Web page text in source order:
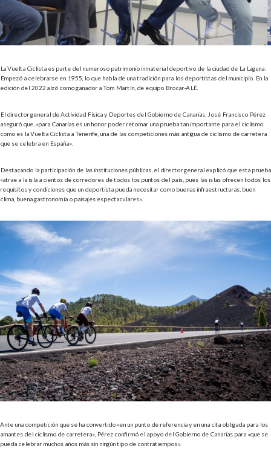
La Vuelta Ciclista es parte del numeroso patrimonio inmaterial deportivo de la ciudad de La Laguna.
Empezó a celebrarse en 1955, lo que habla de una tradición para los deportistas del municipio. En la
edición del 2022 alzó como ganador a Tom Martín, de equipo Brocar-ALÉ.
El director general de Actividad Física y Deportes del Gobierno de Canarias, José Francisco Pérez
aseguró que, «para Canarias es un honor poder retomar una prueba tan importante para el ciclismo
como es la Vuelta Ciclista a Tenerife, una de las competiciones más antigua de ciclismo de carretera
que se celebra en España».
Destacando la participación de las instituciones públicas, el director general explicó que esta prueba
«atrae a la isla a cientos de corredores de todos los puntos del país, pues las islas ofrecen todos los
requisitos y condiciones que un deportista pueda necesitar como buenas infraestructuras, buen
clima, buena gastronomía o paisajes espectaculares».
Ante una competición que se ha convertido «en un punto de referencia y en una cita obligada para los
amantes del ciclismo de carretera», Pérez confirmó el apoyo del Gobierno de Canarias para «que se
pueda celebrar muchos años más sin ningún tipo de contratiempos».